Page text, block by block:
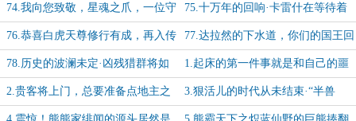
为“chuck·wesley”兄弟加更【2/5】 的一笔-加更【3/5】
74.我向您致敬，星魂之爪，一位守
护者向另一位守护者-加更【4/5】
75.十万年的回响·卡雷什在等待着
复苏-加更【5/5】
76.恭喜白虎天尊修行有成，再入传
奇境！
77.达拉然的下水道，你们的国王回
来啦
78.历史的波澜未定·凶残猎群将如
闪电般归来
1.起床的第一件事就是和自己的噩
梦打一架，太离谱了-加更【1/5】
2.贵客将上门，总要准备点地主之
谊-为“霜牙之爪”兄弟加更【2/5】
3.狠活儿的时代从未结束·“半兽
人”玛法里奥的忧伤-加更【3/5】